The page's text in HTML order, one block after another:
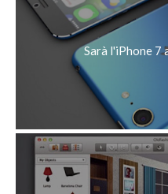
Sarà l'iPhone 7